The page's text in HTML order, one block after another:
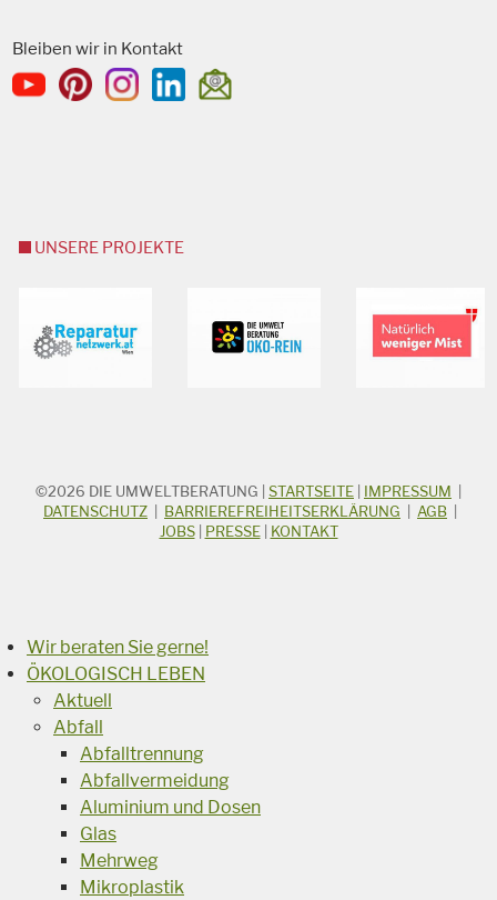
Bleiben wir in Kontakt
UNSERE PROJEKTE
STICHWORTSUCHE
Suchbegriff
©2026 DIE UMWELTBERATUNG STARTSEITE IMPRESSUM
DATENSCHUTZ
BARRIEREFREIHEITSERKLÄRUNG AGB
JOBS| PRESSE| KONTAKT
Wir beraten Sie gerne!
ÖKOLOGISCH LEBEN
Aktuell
Abfall
Abfalltrennung
Abfallvermeidung
Aluminium und Dosen
Glas
Mehrweg
Mikroplastik